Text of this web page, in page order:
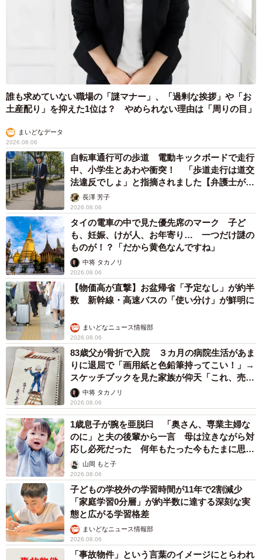
誰も求めていない職場の「謎マナー」、「過剰な挨拶」や「お
土産配り」を抑えた1位は？ やめられない理由は「周りの目」
まいどなデータ
2026.08.06
自転車通行可の歩道 電動キックボードで走行
中、小学生とあわや衝突！ 「歩道走行は道交
法違反でしょ」と指摘されました【弁護士が解
説】長澤 芳子
2026.08.06
タイの電車の中で見た優先席のマーク 子ど
も、妊娠、けが人、お年寄り… 一つだけ謎の
ものが！？「だから黄色なんですね」
中将 タカノリ
2026.08.06
【物価高が直撃】お盆帰省「予定なし」が約半
数 新幹線・高速バスの「使い分け」が鮮明に
まいどなニュース情報部
2026.08.06
83歳父が骨折で入院 ３カ月の病院生活があま
りに退屈で「画用紙と色鉛筆持ってこい！」→
スケッチブックを見た家族が仰天「これ、売れ
ますよ…」
中将 タカノリ
2026.08.06
1歳息子が腕を亜脱臼 「奥さん、専業主婦な
のに」と夫の後輩から一言 母は泣きながら対
応し必死だった 何年もたった今もたまに思い
出し…山岡 もと子
2026.08.06
子どもの学校外の学習時間が11年で2割減少
「家庭学習0分層」が約半数に達する深刻な実
態と広がる学習格差
まいどなニュース情報部
2026.08.06
「事故物件」という言葉のイメージにとらわれ